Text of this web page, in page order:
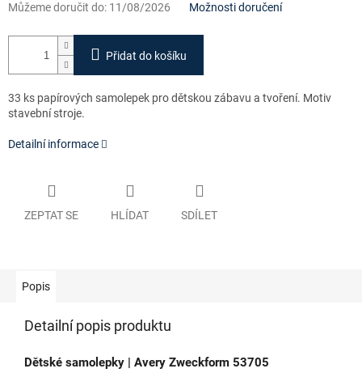
Můžeme doručit do: 11/08/2026 Možnosti doručení
Přidat do košíku
33 ks papírových samolepek pro dětskou zábavu a tvoření. Motiv
stavební stroje.
Detailní informace
ZEPTAT SE HLÍDAT SDÍLET
Popis
Detailní popis produktu
Dětské samolepky | Avery Zweckform 53705